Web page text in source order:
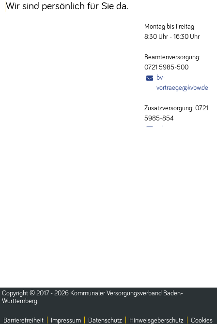
Wir sind persönlich für Sie da.
Montag bis Freitag
8:30 Uhr - 16:30 Uhr
Beamtenversorgung:
0721 5985-500
bv-
vortraege@kvbw.de
Zusatzversorgung: 0721
5985-854
zvk-
Copyright © 2017 - 2026 Kommunaler Versorgungsverband Baden-
Württemberg
Barrierefreiheit Impressum Datenschutz Hinweisgeberschutz Cookies